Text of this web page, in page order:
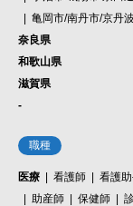
亀岡市/南丹市/京丹
奈良県
和歌山県
滋賀県
-
職種
医療 看護師 看護
助産師
保健師